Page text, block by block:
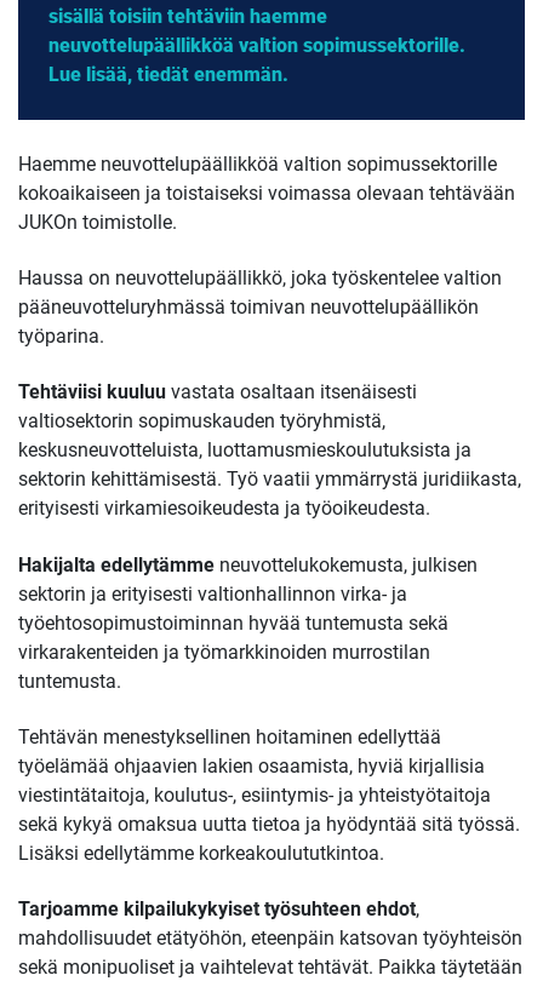
sisällä toisiin tehtäviin haemme
neuvottelupäällikköä valtion sopimussektorille.
Lue lisää, tiedät enemmän.
Haemme neuvottelupäällikköä valtion sopimussektorille
kokoaikaiseen ja toistaiseksi voimassa olevaan tehtävään
JUKOn toimistolle.
Haussa on neuvottelupäällikkö, joka työskentelee valtion
pääneuvotteluryhmässä toimivan neuvottelupäällikön
työparina.
Tehtäviisi kuuluu vastata osaltaan itsenäisesti
valtiosektorin sopimuskauden työryhmistä,
keskusneuvotteluista, luottamusmieskoulutuksista ja
sektorin kehittämisestä. Työ vaatii ymmärrystä juridiikasta,
erityisesti virkamiesoikeudesta ja työoikeudesta.
Hakijalta edellytämme neuvottelukokemusta, julkisen
sektorin ja erityisesti valtionhallinnon virka- ja
työehtosopimustoiminnan hyvää tuntemusta sekä
virkarakenteiden ja työmarkkinoiden murrostilan
tuntemusta.
Tehtävän menestyksellinen hoitaminen edellyttää
työelämää ohjaavien lakien osaamista, hyviä kirjallisia
viestintätaitoja, koulutus-, esiintymis- ja yhteistyötaitoja
sekä kykyä omaksua uutta tietoa ja hyödyntää sitä työssä.
Lisäksi edellytämme korkeakoulututkintoa.
Tarjoamme kilpailukykyiset työsuhteen ehdot,
mahdollisuudet etätyöhön, eteenpäin katsovan työyhteisön
sekä monipuoliset ja vaihtelevat tehtävät. Paikka täytetään